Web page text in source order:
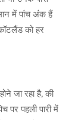
में पांच अंक हैं
को हर
जा रहा है, की
पर पहली पारी में